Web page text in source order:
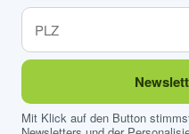
Mit Klick auf den Button